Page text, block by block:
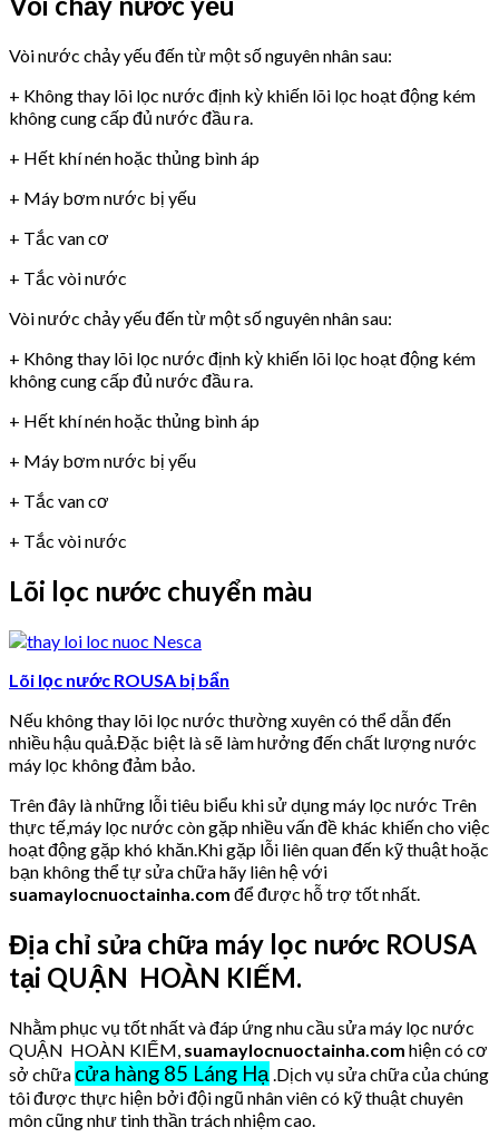
Vòi nước chảy yếu đến từ một số nguyên nhân sau:
+ Không thay lõi lọc nước định kỳ khiến lõi lọc hoạt động kém
không cung cấp đủ nước đầu ra.
+ Hết khí nén hoặc thủng bình áp
+ Máy bơm nước bị yếu
+ Tắc van cơ
+ Tắc vòi nước
Vòi nước chảy yếu đến từ một số nguyên nhân sau:
+ Không thay lõi lọc nước định kỳ khiến lõi lọc hoạt động kém
không cung cấp đủ nước đầu ra.
+ Hết khí nén hoặc thủng bình áp
+ Máy bơm nước bị yếu
+ Tắc van cơ
+ Tắc vòi nước
Lõi lọc nước chuyển màu
Lõi lọc nước ROUSA bị bẩn
Nếu không thay lõi lọc nước thường xuyên có thể dẫn đến
nhiều hậu quả.Đặc biệt là sẽ làm hưởng đến chất lượng nước
máy lọc không đảm bảo.
Trên đây là những lỗi tiêu biểu khi sử dụng máy lọc nước Trên
thực tế,máy lọc nước còn gặp nhiều vấn đề khác khiến cho việc
hoạt động gặp khó khăn.Khi gặp lỗi liên quan đến kỹ thuật hoặc
bạn không thể tự sửa chữa hãy liên hệ với
suamaylocnuoctainha.com để được hỗ trợ tốt nhất.
Địa chỉ sửa chữa máy lọc nước ROUSA
tại QUẬN HOÀN KIẾM.
Nhằm phục vụ tốt nhất và đáp ứng nhu cầu sửa máy lọc nước
QUẬN HOÀN KIẾM, suamaylocnuoctainha.com hiện có cơ
sở chữa cửa hàng 85 Láng Hạ .Dịch vụ sửa chữa của chúng
tôi được thực hiện bởi đội ngũ nhân viên có kỹ thuật chuyên
môn cũng như tinh thần trách nhiệm cao.